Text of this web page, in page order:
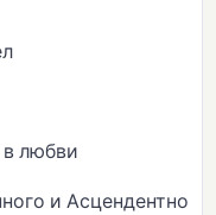
любви
и Асцендентного